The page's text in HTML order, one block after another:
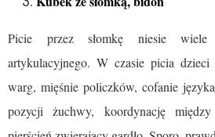
Picie przez słomkę niesie
artykulacyjnego. W czasie picia
warg, mięśnie policzków, cofanie
pozycji żuchwy, koordynację